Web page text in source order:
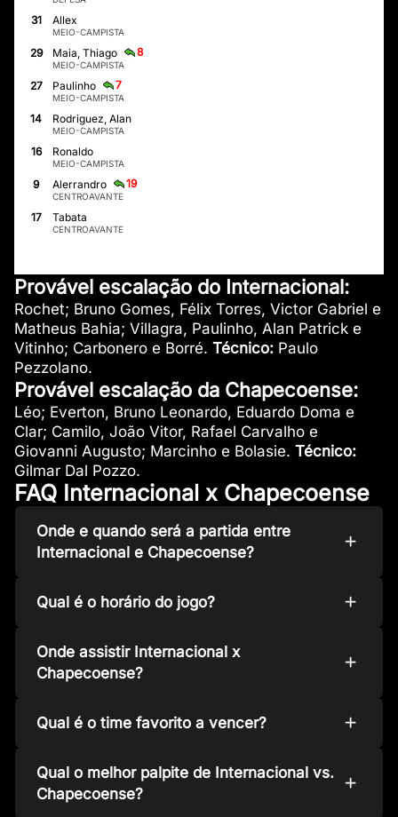
31 Allex
MEIO-CAMPISTA
29 Maia, Thiago 8
MEIO-CAMPISTA
27 Paulinho 7
MEIO-CAMPISTA
14 Rodriguez, Alan
MEIO-CAMPISTA
16 Ronaldo
MEIO-CAMPISTA
9 Alerrandro 19
CENTROAVANTE
17 Tabata
CENTROAVANTE
Provável escalação do Internacional:
Rochet; Bruno Gomes, Félix Torres, Victor Gabriel e
Matheus Bahia; Villagra, Paulinho, Alan Patrick e
Vitinho; Carbonero e Borré. Técnico: Paulo
Pezzolano.
Provável escalação da Chapecoense:
Léo; Everton, Bruno Leonardo, Eduardo Doma e
Clar; Camilo, João Vitor, Rafael Carvalho e
Giovanni Augusto; Marcinho e Bolasie. Técnico:
Gilmar Dal Pozzo.
FAQ Internacional x Chapecoense
Onde e quando será a partida entre
Internacional e Chapecoense?
Qual é o horário do jogo?
Onde assistir Internacional x
Chapecoense?
Qual é o time favorito a vencer?
Qual o melhor palpite de Internacional vs.
Chapecoense?